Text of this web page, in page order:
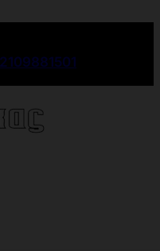
2109881501